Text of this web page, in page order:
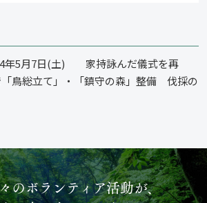
5月7日(土) 家持詠んだ儀式を再
鳥総立て」・「鎮守の森」整備 伐採の
のボランティア活動が、